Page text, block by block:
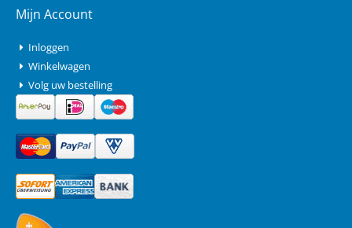
Mijn Account
Inloggen
Winkelwagen
Volg uw bestelling